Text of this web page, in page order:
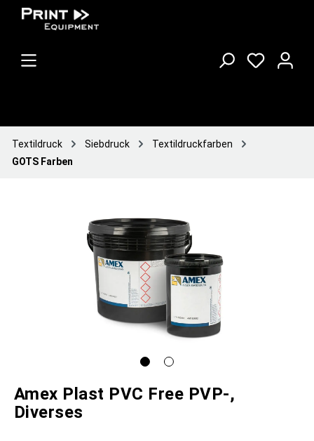
Textildruck Siebdruck
Textildruckfarben
GOTS Farben
Amex Plast PVC Free PVP-,
Diverses